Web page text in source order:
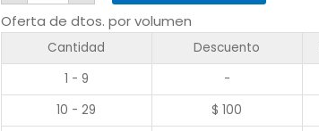
Oferta de dtos. por volumen
Cantidad Descuento
1 - 9
-
10 - 29
$ 100